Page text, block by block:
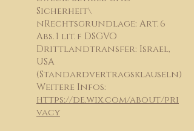
Sicherheit\
nRechtsgrundlage: Art. 6
Abs. 1 lit. f DSGVO
Drittlandtransfer: Israel,
USA
(Standardvertragsklauseln)
Weitere Infos:
https://de.wix.com/about/pri
vacy